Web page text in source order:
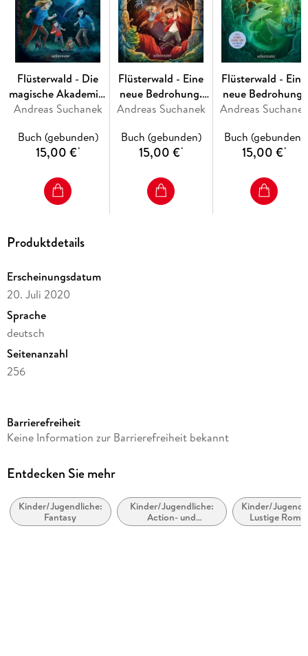
Flüsterwald - Die
magische Akademie.
Die Rache der
(Flüsterwald, Bd. III-
4)
Andreas Suchanek
Buch (gebunden)
15,00 €*
Flüsterwald - Eine
neue Bedrohung.
Der verborgene
(Flüsterwald, Staffel
II, Bd. 1)
Andreas Suchanek
Buch (gebunden)
15,00 €*
Flüsterwald - Eine
neue Bedrohung.
Der letzte Funken
Farbschnitt nur in
der 1. Auflage!
II, Bd. 4)
Andreas Suchanek
Buch (gebunden)
15,00 €*
Produktdetails
Erscheinungsdatum
20. Juli 2020
Sprache
deutsch
Seitenanzahl
256
Reihe
Autor/Autorin
Illustrationen
Timo Grubing
Barrierefreiheit
Keine Information zur Barrierefreiheit bekannt
Entdecken Sie mehr
Kinder/Jugendliche:
Fantasy
Kinder/Jugendliche:
Action- und
Abenteuergeschichten
Kinder/
Lustige